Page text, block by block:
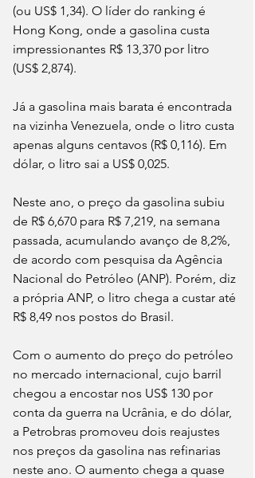
(ou US$ 1,34). O líder do ranking é
Hong Kong, onde a gasolina custa
impressionantes R$ 13,370 por litro
(US$ 2,874).
Já a gasolina mais barata é encontrada
na vizinha Venezuela, onde o litro custa
apenas alguns centavos (R$ 0,116). Em
dólar, o litro sai a US$ 0,025.
Neste ano, o preço da gasolina subiu
de R$ 6,670 para R$ 7,219, na semana
passada, acumulando avanço de 8,2%,
de acordo com pesquisa da Agência
Nacional do Petróleo (ANP). Porém, diz
a própria ANP, o litro chega a custar até
R$ 8,49 nos postos do Brasil.
Com o aumento do preço do petróleo
no mercado internacional, cujo barril
chegou a encostar nos US$ 130 por
conta da guerra na Ucrânia, e do dólar,
a Petrobras promoveu dois reajustes
nos preços da gasolina nas refinarias
neste ano. O aumento chega a quase